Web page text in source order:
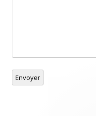
Envoyer